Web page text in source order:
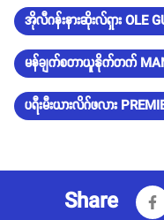
အိုလီဂန်းနားဆိုးလ်ရှား OLE
မန်ချက်စတာယူနိုက်တက်
ပရီးမီးယားလိဂ်ဖလား
Share